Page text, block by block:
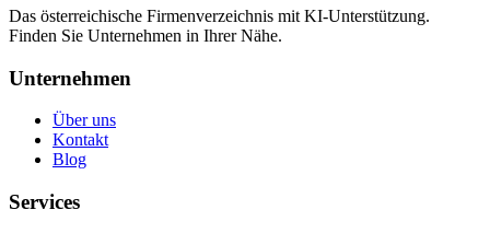
Das österreichische Firmenverzeichnis mit KI-Unterstützung.
Finden Sie Unternehmen in Ihrer Nähe.
Unternehmen
Über uns
Kontakt
Blog
Services